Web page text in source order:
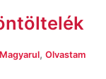
Magyarul, Olvastam